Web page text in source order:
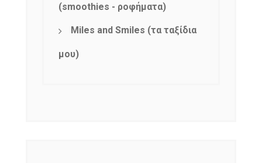
(smoothies - ροφήματα)
Miles and Smiles (τα ταξίδια
μου)